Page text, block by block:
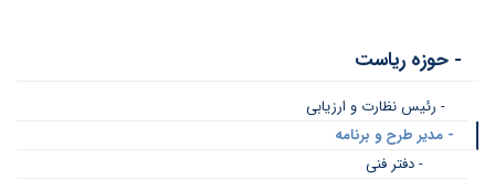
- حوزه ریاست
- رئیس نظارت و ارزیابی
- مدیر طرح و برنامه
- دفتر فنی